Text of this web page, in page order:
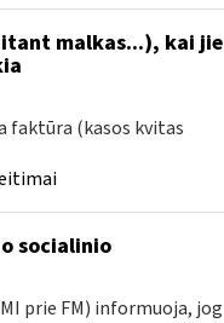
malkas...), kai jie
faktūra (kasos kvitas
socialinio
prie FM) informuoja, jog